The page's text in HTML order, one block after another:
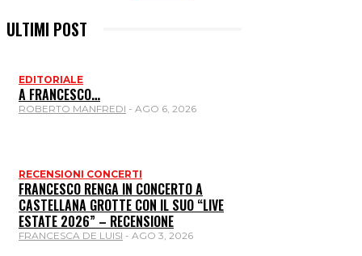
ULTIMI POST
EDITORIALE
A FRANCESCO…
ROBERTO MANFREDI - AGO 6, 2026
RECENSIONI CONCERTI
FRANCESCO RENGA IN CONCERTO A
CASTELLANA GROTTE CON IL SUO “LIVE
ESTATE 2026” – RECENSIONE
FRANCESCA DE LUISI - AGO 3, 2026